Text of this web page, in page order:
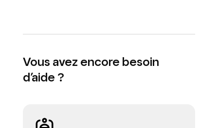
Vous avez encore besoin
d’aide ?